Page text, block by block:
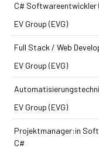
C#
EV Group (EVG)
Full Stack / Web
EV Group (EVG)
EV Group (EVG)
Projektmanager:in
C#